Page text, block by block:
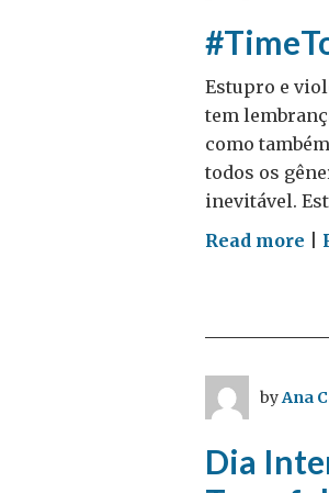
Estupro e
tem
como
todos os
inevitável.
Read more on
byAna
Dia